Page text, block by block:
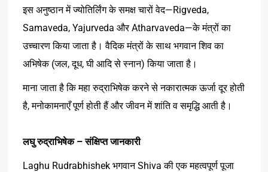
इस अनुष्ठान में ज्योतिर्लिंग के समक्ष चारों वेद—Rigveda,
Samaveda, Yajurveda और Atharvaveda—के मंत्रों का
उच्चारण किया जाता है। वैदिक मंत्रों के साथ भगवान शिव का
अभिषेक(जल,दूध,घी आदि से स्नान)किया जाता है।
माना जाता है कि महा रुद्राभिषेक करने से नकारात्मक ऊर्जा दूर होती
है,मनोकामनाएँ पूर्ण होती हैं और जीवन में शांति व समृद्धि आती है।
लघु रुद्राभिषेक–संक्षिप्त जानकारी
Laghu Rudrabhishek भगवान Shiva की एक महत्वपूर्ण पूजा